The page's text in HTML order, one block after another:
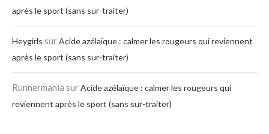
après le sport (sans sur-traiter)
Heygirls surAcide azélaïque : calmer les rougeurs qui reviennent
après le sport (sans sur-traiter)
Runnermania surAcide azélaïque : calmer les rougeurs qui
reviennent après le sport (sans sur-traiter)